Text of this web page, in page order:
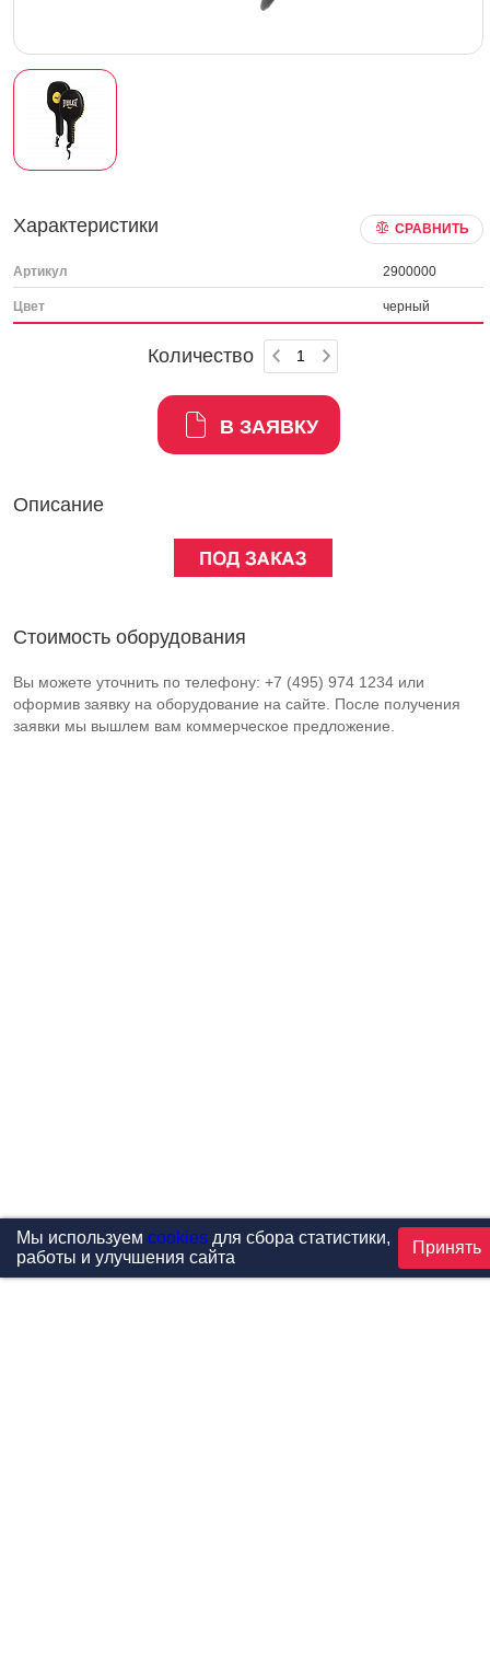
Характеристики СРАВНИТЬ
Артикул 2900000
Цвет черный
Количество
В ЗАЯВКУ
Описание
Стоимость оборудования
Вы можете уточнить по телефону: +7 (495) 974 1234 или
оформив заявку на оборудование на сайте. После получения
заявки мы вышлем вам коммерческое предложение.
Мы используем cookiesдля сбора статистики,
работы и улучшения сайта
Принять